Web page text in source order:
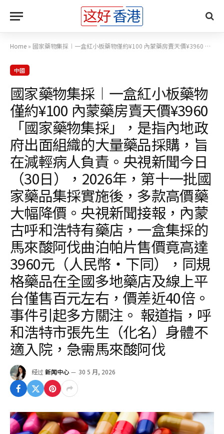
Home » 國家藥物集採︱一盒紅小板藥物僅約¥100 內蒙藥房賣天價¥3960 「國家藥物集採」，是指內地政府出面組織的大量藥品採購，旨在減輕病人負責。央視新聞今日（30日），2026年，第十一批國家藥品集採實施後，多款高價藥大幅降價。央視新聞接報，內蒙古呼和浩特有藥店，一盒集採的馬來酸阿伐曲泊帕片售價竟高達3960元（人民幣‧下同），同規格藥品在全國多地藥店及線上平台僅售百元左右，價差近40倍。事件引起多方關注。 報道指，呼和浩特市張先生（化名）身體不適入院，急需馬來酸阿伐
中國
國家藥物集採︱一盒紅小板藥物
僅約¥100 內蒙藥房賣天價¥3960
「國家藥物集採」，是指內地政
府出面組織的大量藥品採購，旨
在減輕病人負責。央視新聞今日
（30日），2026年，第十一批國
家藥品集採實施後，多款高價藥
大幅降價。央視新聞接報，內蒙
古呼和浩特有藥店，一盒集採的
馬來酸阿伐曲泊帕片售價竟高達
3960元（人民幣‧下同），同規
格藥品在全國多地藥店及線上平
台僅售百元左右，價差近40倍。
事件引起多方關注。 報道指，呼
和浩特市張先生（化名）身體不
適入院，急需馬來酸阿伐
经过 新闻中心 30 5 月, 2026